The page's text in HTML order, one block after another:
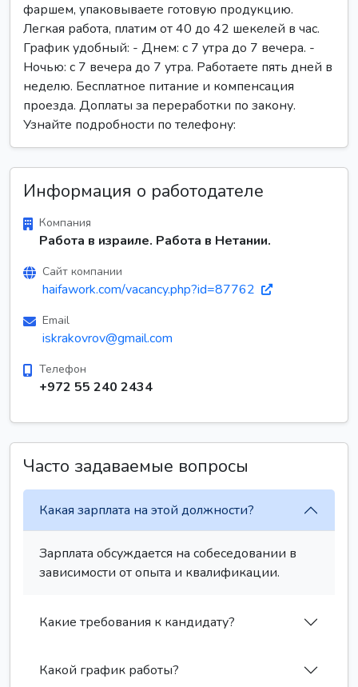
фаршем, упаковываете готовую продукцию.
Легкая работа, платим от 40 до 42 шекелей в час.
График удобный: - Днем: с 7 утра до 7 вечера. -
Ночью: с 7 вечера до 7 утра. Работаете пять дней в
неделю. Бесплатное питание и компенсация
проезда. Доплаты за переработки по закону.
Узнайте подробности по телефону:
Информация о работодателе
Компания
Работа в израиле. Работа в Нетании.
Сайт компании
haifawork.com/vacancy.php?id=87762
Email
iskrakovrov@gmail.com
Телефон
+972 55 240 2434
Часто задаваемые вопросы
Какая зарплата на этой должности?
Зарплата обсуждается на собеседовании в
зависимости от опыта и квалификации.
Какие требования к кандидату?
Какой график работы?